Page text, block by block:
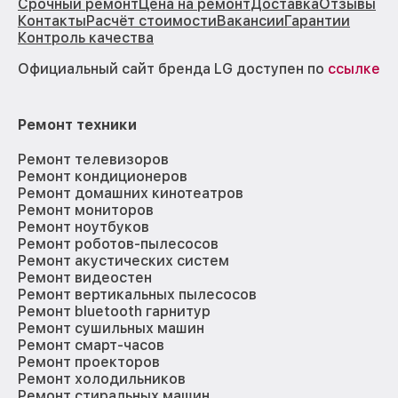
Срочный ремонтЦена на ремонтДоставкаОтзывы
КонтактыРасчёт стоимостиВакансииГарантии
Контроль качества
Официальный сайт бренда LG доступен по ссылке
Ремонт техники
Ремонт телевизоров
Ремонт кондиционеров
Ремонт домашних кинотеатров
Ремонт мониторов
Ремонт ноутбуков
Ремонт роботов-пылесосов
Ремонт акустических систем
Ремонт видеостен
Ремонт вертикальных пылесосов
Ремонт bluetooth гарнитур
Ремонт сушильных машин
Ремонт смарт-часов
Ремонт проекторов
Ремонт холодильников